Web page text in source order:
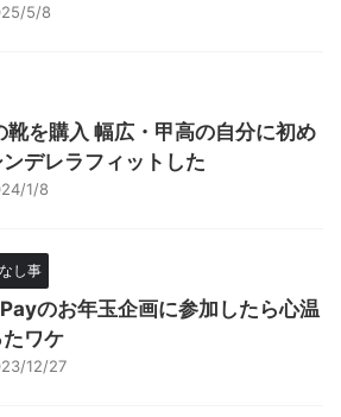
5/8
靴を購入 幅広・甲高の自分に初め
デレラフィットした
1/8
し事
のお年玉企画に参加したら心温
たワケ
12/27